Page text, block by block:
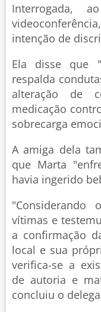
Interrogada,
intenção de
Ela disse que
respalda
alteração de
medicação
sobrecarga
A amiga dela
que Marta
havia ingerido
"Considerando
vítimas e
a confirmação
local e sua
verifica-se a
de autoria e
concluiu o